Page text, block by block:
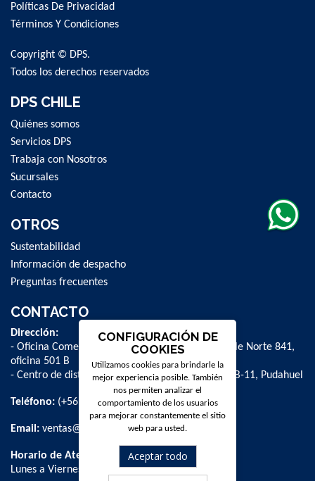
Our
Newsletter:
Políticas De Privacidad
Términos Y Condiciones
Copyright © DPS.
Todos los derechos reservados
DPS CHILE
Quiénes somos
Servicios DPS
Trabaja con Nosotros
Sucursales
Contacto
OTROS
Sustentabilidad
Información de despacho
Preguntas frecuentes
CONTACTO
Dirección:
- Oficina Comercial y administrativa: Avenida Valle Norte 841,
oficina 501 B
- Centro de distribución: La Farfana 500, bodega B-11, Pudahuel
Teléfono: (+56 2) 2 584 8900
Email: ventas@dpschile.cl
Horario de Atención:
Lunes a Viernes / 09:00 a 16:00 hrs
CONFIGURACIÓN DE
COOKIES
Utilizamos cookies para brindarle la
mejor experiencia posible. También
nos permiten analizar el
comportamiento de los usuarios
para mejorar constantemente el sitio
web para usted.
Aceptar todo